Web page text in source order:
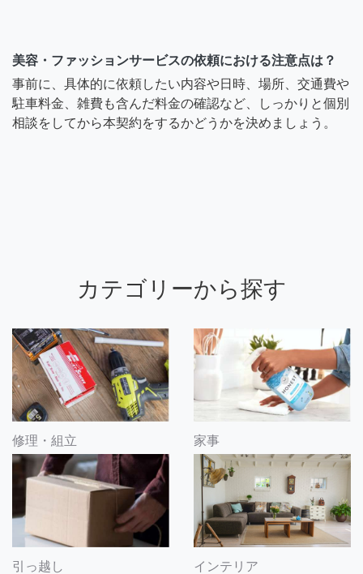
美容・ファッションサービスの依頼における注意点は？
事前に、具体的に依頼したい内容や日時、場所、交通費や
駐車料金、雑費も含んだ料金の確認など、しっかりと個別
相談をしてから本契約をするかどうかを決めましょう。
カテゴリーから探す
修理・組立 家事
引っ越し インテリア